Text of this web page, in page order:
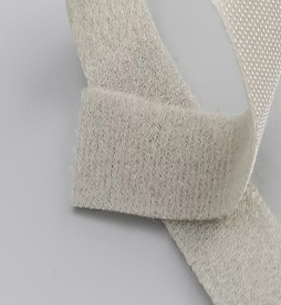
背靠背扎带